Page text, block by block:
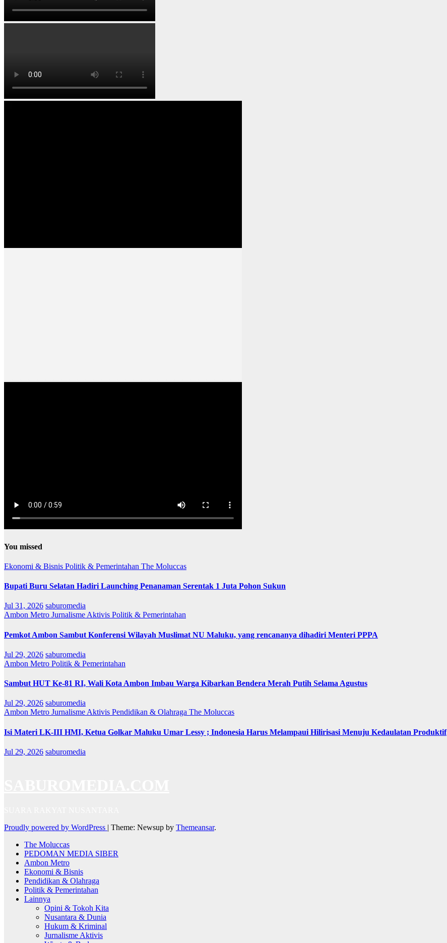
You missed
Ekonomi & Bisnis Politik & Pemerintahan The Moluccas
Bupati Buru Selatan Hadiri Launching Penanaman Serentak 1 Juta Pohon Sukun
Jul 31, 2026 saburomedia
Ambon Metro Jurnalisme Aktivis Politik & Pemerintahan
Pemkot Ambon Sambut Konferensi Wilayah Muslimat NU Maluku, yang rencananya dihadiri Menteri PPPA
Jul 29, 2026 saburomedia
Ambon Metro Politik & Pemerintahan
Sambut HUT Ke-81 RI, Wali Kota Ambon Imbau Warga Kibarkan Bendera Merah Putih Selama Agustus
Jul 29, 2026 saburomedia
Ambon Metro Jurnalisme Aktivis Pendidikan & Olahraga The Moluccas
Isi Materi LK-III HMI, Ketua Golkar Maluku Umar Lessy ; Indonesia Harus Melampaui Hilirisasi Menuju Kedaulatan Produktif
Jul 29, 2026 saburomedia
Proudly powered by WordPress | Theme: Newsup by Themeansar.
The Moluccas
PEDOMAN MEDIA SIBER
Ambon Metro
Ekonomi & Bisnis
Pendidikan & Olahraga
Politik & Pemerintahan
Lainnya
Opini & Tokoh Kita
Nusantara & Dunia
Hukum & Kriminal
Jurnalisme Aktivis